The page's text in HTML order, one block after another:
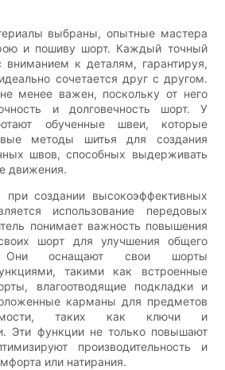
выбраны, опытные мастера
и пошиву шорт. Каждый точный
вниманием к деталям, гарантируя,
сочетается друг с другом.
менее важен, поскольку от него
и долговечность шорт. У
обученные швеи, которые
методы шитья для создания
швов, способных выдерживать
движения.
создании высокоэффективных
использование передовых
понимает важность повышения
шорт для улучшения общего
Они оснащают свои шорты
такими как встроенные
влагоотводящие подкладки и
карманы для предметов
таких как ключи и
Эти функции не только повышают
производительность и
или натирания.